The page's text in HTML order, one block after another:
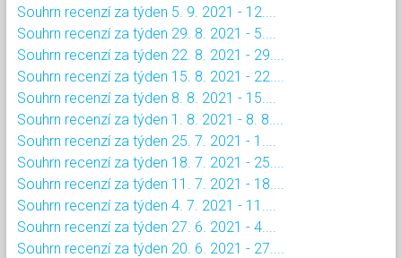
Souhrn recenzí za týden 5. 9. 2021 - 12....
Souhrn recenzí za týden 29. 8. 2021 - 5....
Souhrn recenzí za týden 22. 8. 2021 - 29....
Souhrn recenzí za týden 15. 8. 2021 - 22....
Souhrn recenzí za týden 8. 8. 2021 - 15....
Souhrn recenzí za týden 1. 8. 2021 - 8. 8....
Souhrn recenzí za týden 25. 7. 2021 - 1....
Souhrn recenzí za týden 18. 7. 2021 - 25....
Souhrn recenzí za týden 11. 7. 2021 - 18....
Souhrn recenzí za týden 4. 7. 2021 - 11....
Souhrn recenzí za týden 27. 6. 2021 - 4....
Souhrn recenzí za týden 20. 6. 2021 - 27....